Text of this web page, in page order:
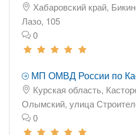
Хабаровский край,
Лазо, 105
0
МП ОМВД России по
Курская область,
Олымский, улица
0